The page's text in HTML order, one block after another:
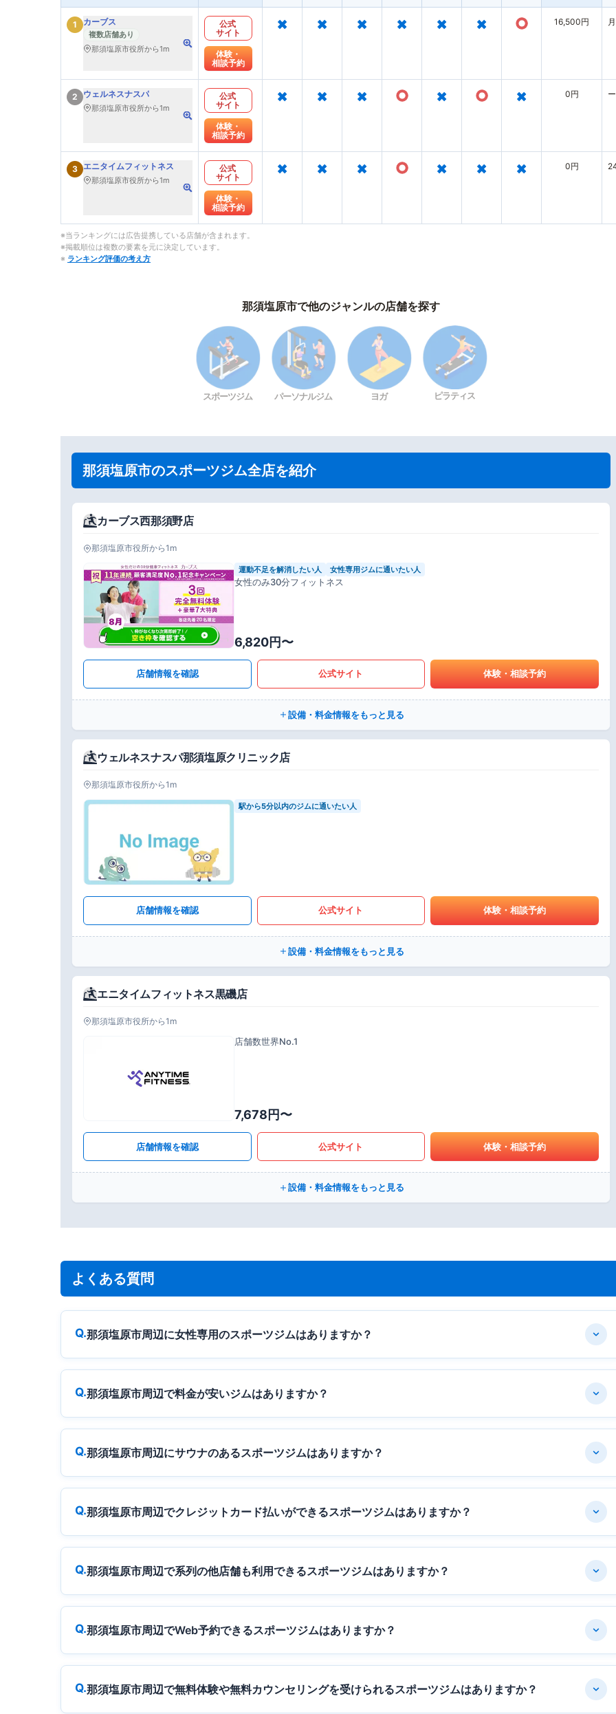
1 カーブス
複数店舗あり
那須塩原市役所から1m
公式
サイト
体験・
相談予約
× × × × × × ○ 16,500円
2 ウェルネスナスパ
那須塩原市役所から1m
公式
サイト
体験・
相談予約
× × × ○ × ○ × 0円 ー
3 エニタイムフィットネス
那須塩原市役所から1m
公式
サイト
体験・
相談予約
× × × ○ × × × 0円
※当ランキングには広告提携している店舗が含まれます。
※掲載順位は複数の要素を元に決定しています。
※ ランキング評価の考え方
那須塩原市で他のジャンルの店舗を探す
スポーツジム パーソナルジム ヨガ ピラティス
那須塩原市のスポーツジム全店を紹介
カーブス西那須野店
那須塩原市役所から1m
運動不足を解消したい人 女性専用ジムに通いたい人
女性のみ30分フィットネス
6,820円〜
店舗情報を確認 公式サイト 体験・相談予約
設備・料金情報をもっと見る
ウェルネスナスパ那須塩原クリニック店
那須塩原市役所から1m
駅から5分以内のジムに通いたい人
店舗情報を確認 公式サイト 体験・相談予約
設備・料金情報をもっと見る
エニタイムフィットネス黒磯店
那須塩原市役所から1m
店舗数世界No.1
7,678円〜
店舗情報を確認 公式サイト 体験・相談予約
設備・料金情報をもっと見る
よくある質問
那須塩原市周辺に女性専用のスポーツジムはありますか？
那須塩原市周辺で料金が安いジムはありますか？
那須塩原市周辺にサウナのあるスポーツジムはありますか？
那須塩原市周辺でクレジットカード払いができるスポーツジムはありますか？
那須塩原市周辺で系列の他店舗も利用できるスポーツジムはありますか？
那須塩原市周辺でWeb予約できるスポーツジムはありますか？
那須塩原市周辺で無料体験や無料カウンセリングを受けられるスポーツジムはありますか？